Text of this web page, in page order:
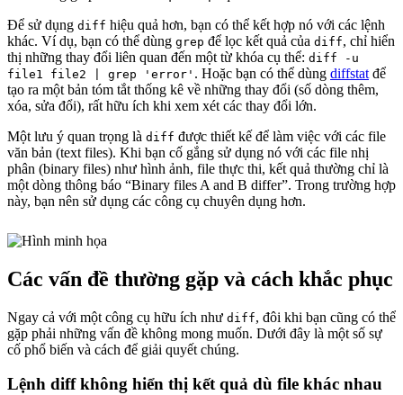
Để sử dụng diff hiệu quả hơn, bạn có thể kết hợp nó với các lệnh
khác. Ví dụ, bạn có thể dùng grep để lọc kết quả của diff, chỉ hiển
thị những thay đổi liên quan đến một từ khóa cụ thể: diff -u
file1 file2 | grep 'error' . Hoặc bạn có thể dùng diffstat để
tạo ra một bản tóm tắt thống kê về những thay đổi (số dòng thêm,
xóa, sửa đổi), rất hữu ích khi xem xét các thay đổi lớn.
Một lưu ý quan trọng là diff được thiết kế để làm việc với các file
văn bản (text files). Khi bạn cố gắng sử dụng nó với các file nhị
phân (binary files) như hình ảnh, file thực thi, kết quả thường chỉ là
một dòng thông báo “Binary files A and B differ”. Trong trường hợp
này, bạn nên sử dụng các công cụ chuyên dụng hơn.
Các vấn đề thường gặp và cách khắc phục
Ngay cả với một công cụ hữu ích như diff, đôi khi bạn cũng có thể
gặp phải những vấn đề không mong muốn. Dưới đây là một số sự
cố phổ biến và cách để giải quyết chúng.
Lệnh diff không hiển thị kết quả dù file khác nhau